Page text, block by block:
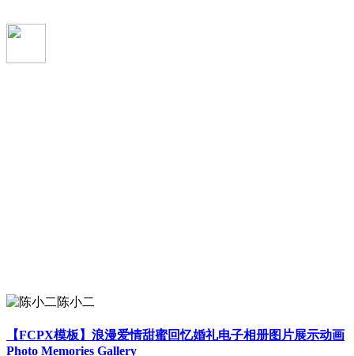
陈小二
【FCPX模板】浪漫爱情甜蜜回忆婚礼电子相册图片展示动画
Photo Memories Gallery